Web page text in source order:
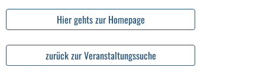
Hier gehts zur Homepage
zurück zur Veranstaltungssuche